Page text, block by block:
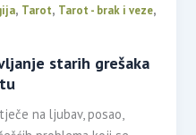
, Tarot, Tarot - brak i veze,
starih grešaka
na ljubav, posao,